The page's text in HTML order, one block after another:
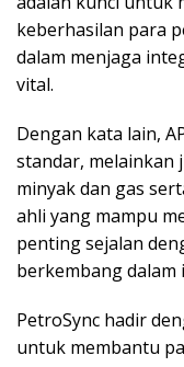
keberhasilan para
dalam menjaga
vital.
Dengan kata lain,
standar, melainkan
minyak dan gas
ahli yang mampu
penting sejalan
berkembang dalam
PetroSync hadir
untuk membantu